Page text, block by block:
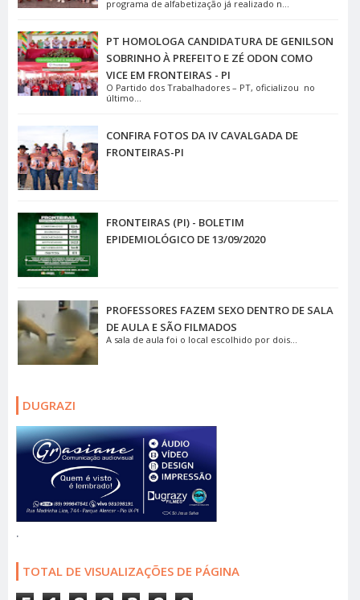
programa de alfabetização já realizado n...
PT HOMOLOGA CANDIDATURA DE GENILSON
SOBRINHO À PREFEITO E ZÉ ODON COMO
VICE EM FRONTEIRAS - PI
O Partido dos Trabalhadores – PT, oficializou no
último...
CONFIRA FOTOS DA IV CAVALGADA DE
FRONTEIRAS-PI
FRONTEIRAS (PI) - BOLETIM
EPIDEMIOLÓGICO DE 13/09/2020
PROFESSORES FAZEM SEXO DENTRO DE SALA
DE AULA E SÃO FILMADOS
A sala de aula foi o local escolhido por dois...
DUGRAZI
.
TOTAL DE VISUALIZAÇÕES DE PÁGINA